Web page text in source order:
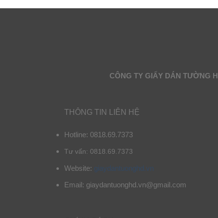
CÔNG TY GIẤY DÁN TƯỜNG
THÔNG TIN LIÊN HỆ
Hotline: 0818.69.7373
Tư vấn: 0818.69.7373
Website: giaydantuonghd.vn
Email: giaydantuonghd.vn@gmail.com